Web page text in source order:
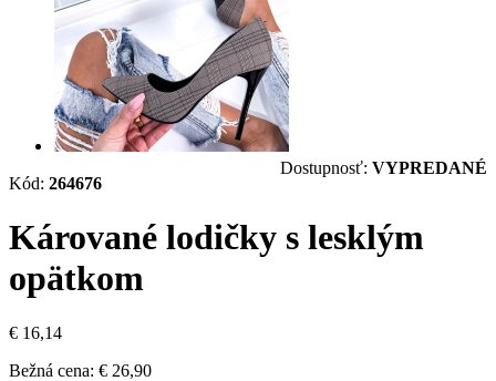
Kód: 264676
Dostupnosť: VYPREDANÉ
Kárované lodičky s lesklým
opätkom
€ 16,14
Bežná cena: € 26,90